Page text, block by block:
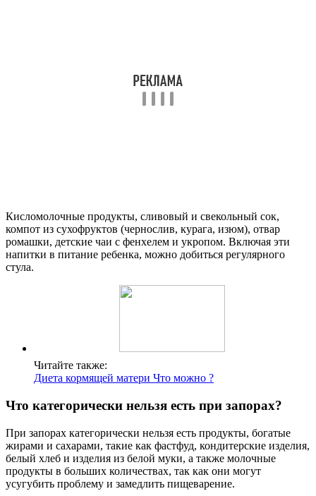
Кисломолочные продукты, сливовый и свекольный сок,
компот из сухофруктов (чернослив, курага, изюм), отвар
ромашки, детские чаи с фенхелем и укропом. Включая эти
напитки в питание ребенка, можно добиться регулярного
стула.
Читайте также:
Диета кормящей матери Что можно ?
Что категорически нельзя есть при запорах?
При запорах категорически нельзя есть продукты, богатые
жирами и сахарами, такие как фастфуд, кондитерские изделия,
белый хлеб и изделия из белой муки, а также молочные
продукты в больших количествах, так как они могут
усугубить проблему и замедлить пищеварение.